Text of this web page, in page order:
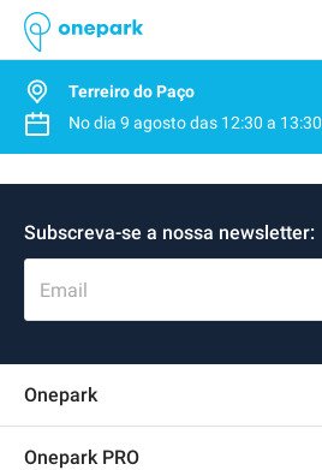
Terreiro do Paço
No dia 9 agostodas 12:30 a 13:30
Subscreva-se a nossa newsletter:
Email
Onepark
Onepark PRO